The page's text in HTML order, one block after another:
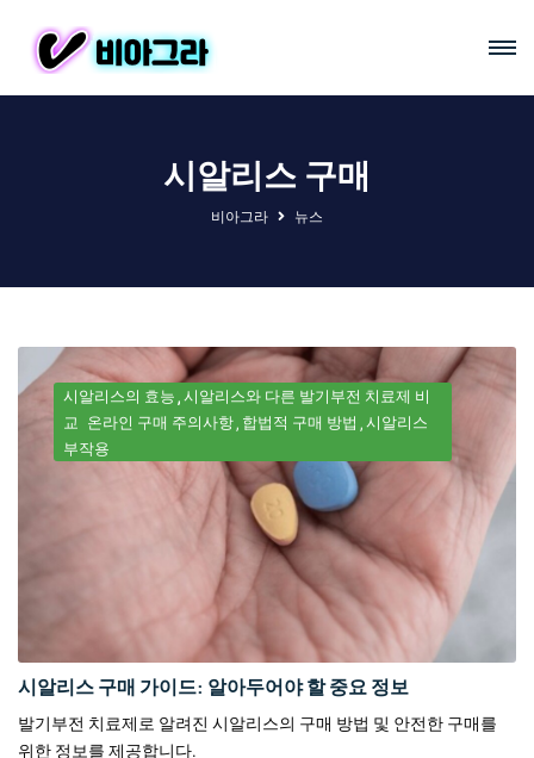
시알리스 구매
비아그라 뉴스
시알리스의 효능 시알리스와 다른 발기부전 치료제 비
교 온라인 구매 주의사항 합법적 구매 방법 시알리스
부작용
시알리스 구매 가이드: 알아두어야 할 중요 정보
발기부전 치료제로 알려진 시알리스의 구매 방법 및 안전한 구매를
위한 정보를 제공합니다.